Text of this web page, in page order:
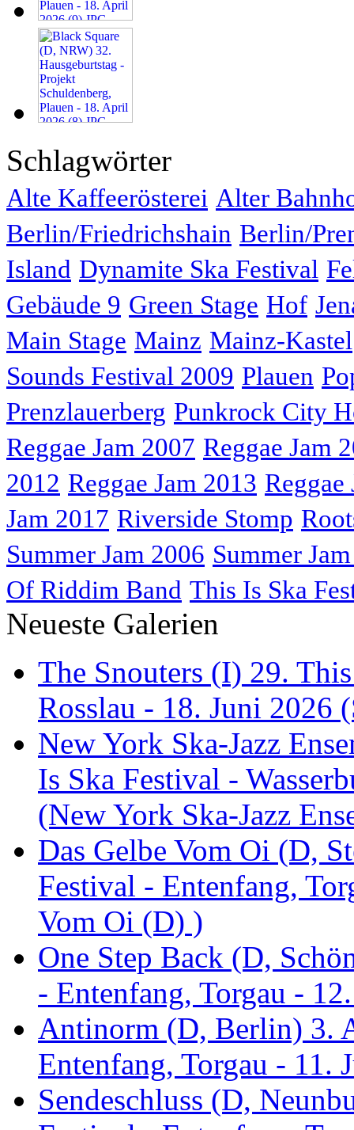
Schlagwörter
Alte Kaffeerösterei Alter
Berlin/Friedrichshain Berlin/
Island Dynamite Ska Festival
Gebäude 9 Green Stage Hof
Main Stage Mainz Mainz-Kastel
Sounds Festival 2009 Plauen
Prenzlauerberg Punkrock City
Reggae Jam 2007 Reggae Jam
2012 Reggae Jam 2013 Reggae
Jam 2017 Riverside Stomp
Summer Jam 2006 Summer
Of Riddim Band This Is Ska
Neueste Galerien
The Snouters (I) 29.
Rosslau - 18. Juni 2026
New York Ska-Jazz
Is Ska Festival -
(New York Ska-Jazz
Das Gelbe Vom Oi (D,
Festival - Entenfang,
Vom Oi (D) )
One Step Back (D,
- Entenfang, Torgau -
Antinorm (D, Berlin) 3.
Entenfang, Torgau -
Sendeschluss (D,